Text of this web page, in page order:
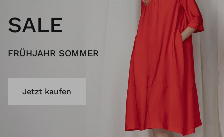
SALE
FRÜHJAHR SOMMER
Jetzt kaufen